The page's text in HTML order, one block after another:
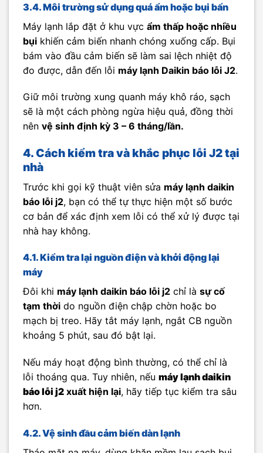
3.4. Môi trường sử dụng quá ẩm hoặc bụi bẩn
Máy lạnh lắp đặt ở khu vực ẩm thấp hoặc nhiều
bụi khiến cảm biến nhanh chóng xuống cấp. Bụi
bám vào đầu cảm biến sẽ làm sai lệch nhiệt độ
đo được, dẫn đến lỗi máy lạnh Daikin báo lỗi J2.
Giữ môi trường xung quanh máy khô ráo, sạch
sẽ là một cách phòng ngừa hiệu quả, đồng thời
nên vệ sinh định kỳ 3 – 6 tháng/lần.
4. Cách kiểm tra và khắc phục lỗi J2 tại
nhà
Trước khi gọi kỹ thuật viên sửa máy lạnh daikin
báo lỗi j2, bạn có thể tự thực hiện một số bước
cơ bản để xác định xem lỗi có thể xử lý được tại
nhà hay không.
4.1. Kiểm tra lại nguồn điện và khởi động lại
máy
Đôi khi máy lạnh daikin báo lỗi j2 chỉ là sự cố
tạm thời do nguồn điện chập chờn hoặc bo
mạch bị treo. Hãy tắt máy lạnh, ngắt CB nguồn
khoảng 5 phút, sau đó bật lại.
Nếu máy hoạt động bình thường, có thể chỉ là
lỗi thoáng qua. Tuy nhiên, nếu máy lạnh daikin
báo lỗi j2 xuất hiện lại, hãy tiếp tục kiểm tra sâu
hơn.
4.2. Vệ sinh đầu cảm biến dàn lạnh